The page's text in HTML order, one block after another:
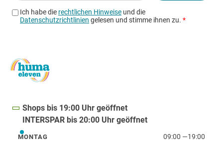
Shops bis 19:00 Uhr geöffnet
INTERSPAR bis 20:00 Uhr geöffnet
Montag
MONTAG 09:00 —19:00